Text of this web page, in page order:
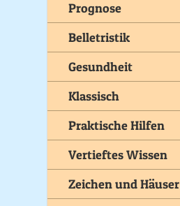
Prognose
Belletristik
Gesundheit
Klassisch
Praktische Hilfen
Vertieftes Wissen
Zeichen und Häuser